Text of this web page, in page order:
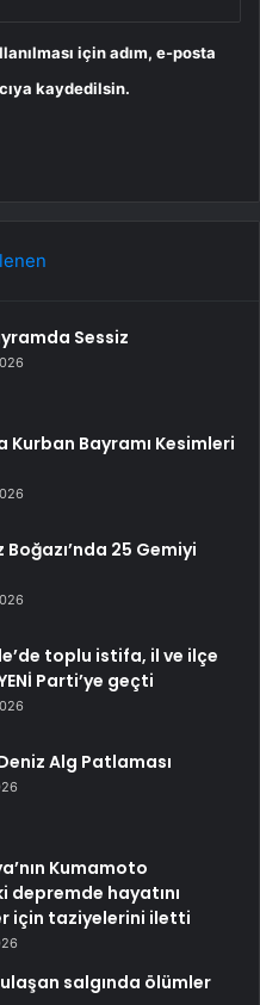
için adım, e-posta
kaydedilsin.
Sessiz
Kurban Bayramı Kesimleri
Boğazı’nda 25 Gemiyi
toplu istifa, il ve ilçe
Parti’ye geçti
Alg Patlaması
Kumamoto
depremde hayatını
için taziyelerini iletti
salgında ölümler